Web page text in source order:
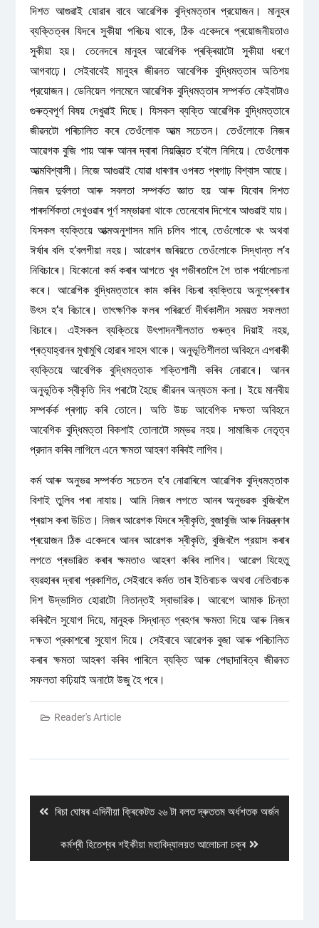
দিশত আগুৱাই যোৱাৰ বাবে আৱেগিক বুদ্ধিমত্তাৰ প্রয়োজন। মানুহৰ
ব্যক্তিত্বৰ যিদৰে সুকীয়া পৰিচয় থাকে, ঠিক একেদৰে প্ৰয়োজনীয়তাও
সুকীয়া হয়। তেনেদৰে মানুহৰ আৱেগিক প্ৰক্ৰিয়াটো সুকীয়া ধৰণে
আগবাঢ়ে। সেইবাবেই মানুহৰ জীৱনত আবেগিক বুদ্ধিমত্তাৰ অতিশয়
প্রয়োজন। ডেনিয়েল গলমেনে আৱেগিক বুদ্ধিমত্তাৰ সম্পৰ্কত কেইবাটাও
গুৰুত্বপূৰ্ণ বিষয় দেখুৱাই দিছে। যিসকল ব্যক্তি আৱেগিক বুদ্ধিমত্তাৰে
জীৱনটো পৰিচালিত কৰে তেওঁলোক আত্ম সচেতন। তেওঁলোকে নিজৰ
আৱেগক বুজি পায় আৰু আনৰ দ্বাৰা নিয়ন্ত্রিত হ’বলৈ নিদিয়ে। তেওঁলোক
আত্মবিশ্বাসী। নিজে আগুৱাই যোৱা ধাৰণাৰ ওপৰত প্ৰগাঢ় বিশ্বাস আছে।
নিজৰ দুর্বলতা আৰু সবলতা সম্পৰ্কত জ্ঞাত হয় আৰু যিবোৰ দিশত
পাৰদৰ্শিকতা দেখুওৱাৰ পূৰ্ণ সম্ভাৱনা থাকে তেনেবোৰ দিশেৰে আগুৱাই যায়।
যিসকল ব্যক্তিয়ে আত্মঅনুশাসন মানি চলিব পাৰে, তেওঁলোকে খং অথবা
ঈৰ্ষাৰ বলি হ’বলগীয়া নহয়। আৱেগৰ জৰিয়তে তেওঁলোকে সিদ্ধান্ত ল’ব
নিবিচাৰে। যিকোনো কর্ম কৰাৰ আগতে খুব গভীৰতালৈ গৈ তাক পর্যালোচনা
কৰে। আৱেগিক বুদ্ধিমত্তাৰে কাম কৰিব বিচৰা ব্যক্তিয়ে অনুপ্ৰেৰণাৰ
উৎস হ’ব বিচাৰে। তাৎক্ষণিক ফলৰ পৰিৱর্তে দীর্ঘকালীন সময়ত সফলতা
বিচাৰে। এইসকল ব্যক্তিয়ে উৎপাদনশীলতাত গুৰুত্ব দিয়াই নহয়,
প্ৰত্যাহ্বানৰ মুখামুখি হোৱাৰ সাহস থাকে। অনুভূতিশীলতা অবিহনে এগৰাকী
ব্যক্তিয়ে আবেগিক বুদ্ধিমত্তাক শক্তিশালী কৰিব নোৱাৰে। আনৰ
অনুভূতিক স্বীকৃতি দিব পৰাটো হৈছে জীৱনৰ অন্যতম কলা। ইয়ে মানবীয়
সম্পর্কৰ্ক প্ৰগাঢ় কৰি তোলে। অতি উচ্চ আবেগিক দক্ষতা অবিহনে
আবেগিক বুদ্ধিমত্তা বিকশাই তোলাটো সম্ভৱ নহয়। সামাজিক নেতৃত্ব
প্রদান কৰিব লাগিলে এনে ক্ষমতা আহৰণ কৰিবই লাগিব।
কৰ্ম আৰু অনুভৱ সম্পৰ্কত সচেতন হ’ব নোৱাৰিলে আৱেগিক বুদ্ধিমত্তাক
বিশাই তুলিব পৰা নাযায়। আমি নিজৰ লগতে আনৰ অনুভৱক বুজিবলৈ
প্ৰয়াস কৰা উচিত। নিজৰ আৱেগক যিদৰে স্বীকৃতি, বুজাবুজি আৰু নিয়ন্ত্ৰণৰ
প্ৰয়োজন ঠিক একেদৰে আনৰ আৱেগক স্বীকৃতি, বুজিবলৈ প্রয়াস কৰাৰ
লগতে প্ৰভাৱিত কৰাৰ ক্ষমতাও আহৰণ কৰিব লাগিব। আৱেগ যিহেতু
ব্যৱহাৰৰ দ্বাৰা প্রকাশিত, সেইবাবে কৰ্মত তাৰ ইতিবাচক অথবা নেতিবাচক
দিশ উদ্ভাসিত হোৱাটো নিতান্তই স্বাভাৱিক। আবেগে আমাক চিন্তা
কৰিবলৈ সুযোগ দিয়ে, মানুহক সিদ্ধান্ত গ্ৰহণৰ ক্ষমতা দিয়ে আৰু নিজৰ
দক্ষতা প্রকাশৰো সুযোগ দিয়ে। সেইবাবে আৱেগক বুজা আৰু পৰিচালিত
কৰাৰ ক্ষমতা আহৰণ কৰিব পাৰিলে ব্যক্তি আৰু পেছাদাৰিত্ব জীৱনত
সফলতা কঢ়িয়াই অনাটো উজু হৈ পৰে।
Reader's Article
Previous
ৰিচা ঘোষৰ এদিনীয়া ক্ৰিকেটত ২৬ টা বলত দ্ৰুততম অৰ্ধশতক অৰ্জন
Next
post:
কৰ্মশ্ৰী হিতেশ্বৰ শইকীয়া মহাবিদ্যালয়ত আলোচনা চক্ৰ